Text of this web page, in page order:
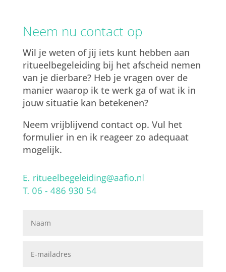
Neem nu contact op
Wil je weten of jij iets kunt hebben aan
ritueelbegeleiding bij het afscheid nemen
van je dierbare? Heb je vragen over de
manier waarop ik te werk ga of wat ik in
jouw situatie kan betekenen?
Neem vrijblijvend contact op. Vul het
formulier in en ik reageer zo adequaat
mogelijk.